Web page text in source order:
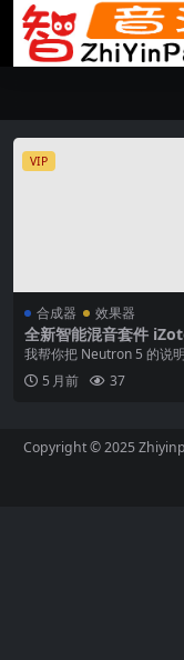
VIP
合成器 效果器
全新智能混音套件
eutron 5 v5.2.0 WiN
我帮你把 Neutron 5 的说
理成一个清晰的中文版本（
构、功能...
5 月前 37
Copyright © 2025